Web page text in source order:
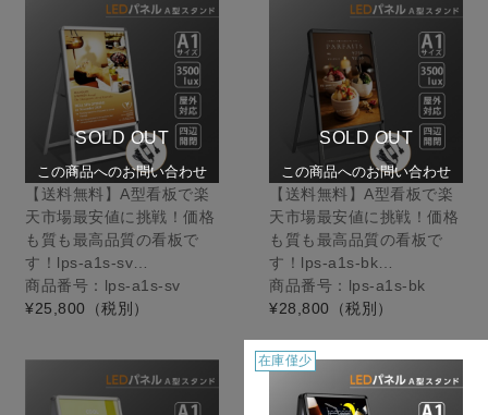
SOLD OUT
この商品へのお問い合わせ
【送料無料】A型看板で楽
天市場最安値に挑戦！価格
も質も最高品質の看板で
す！lps-a1s-sv…
商品番号：lps-a1s-sv
¥25,800 （税別）
SOLD OUT
この商品へのお問い合わせ
【送料無料】A型看板で楽
天市場最安値に挑戦！価格
も質も最高品質の看板で
す！lps-a1s-bk…
商品番号：lps-a1s-bk
¥28,800 （税別）
在庫僅少
在庫僅少